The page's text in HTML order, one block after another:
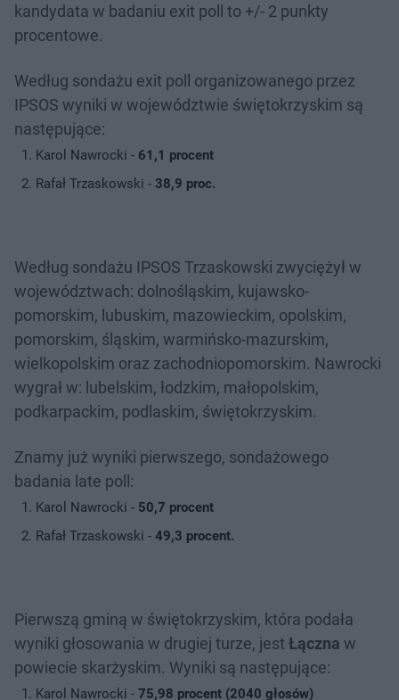
kandydata w badaniu exit poll to +/- 2 punkty
procentowe.
Według sondażu exit poll organizowanego przez
IPSOS wyniki w województwie świętokrzyskim są
następujące:
Karol Nawrocki - 61,1 procent
Rafał Trzaskowski - 38,9 proc.
Według sondażu IPSOS Trzaskowski zwyciężył w
województwach: dolnośląskim, kujawsko-
pomorskim, lubuskim, mazowieckim, opolskim,
pomorskim, śląskim, warmińsko-mazurskim,
wielkopolskim oraz zachodniopomorskim. Nawrocki
wygrał w: lubelskim, łodzkim, małopolskim,
podkarpackim, podlaskim, świętokrzyskim.
Znamy już wyniki pierwszego, sondażowego
badania late poll:
Karol Nawrocki - 50,7 procent
Rafał Trzaskowski - 49,3 procent.
Pierwszą gminą w świętokrzyskim, która podała
wyniki głosowania w drugiej turze, jest Łączna w
powiecie skarżyskim. Wyniki są następujące:
Karol Nawrocki - 75,98 procent (2040 głosów)